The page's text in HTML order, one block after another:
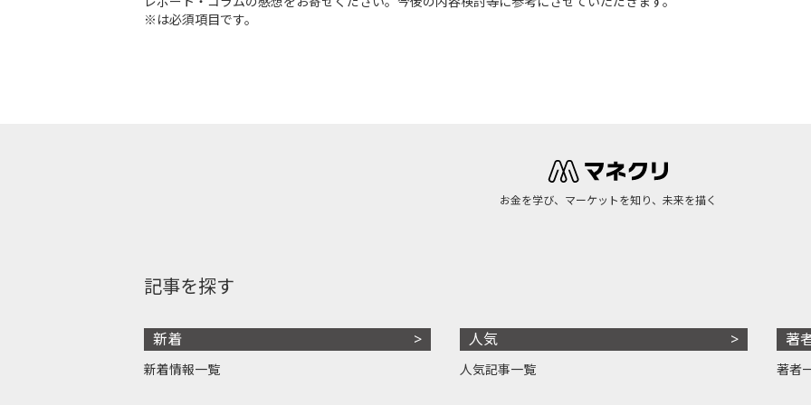
※は必須項目です。
お金を学び、マーケットを知り、未来を描く
記事を探す
新着
新着情報一覧
人気
人気記事一覧
著
著者